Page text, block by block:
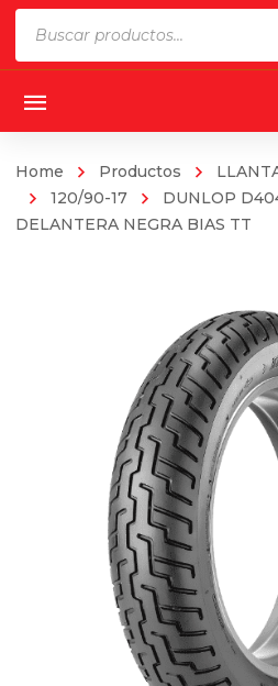
Home Productos
120/90-17
DUNLOP
DELANTERA NEGRA BIAS TT